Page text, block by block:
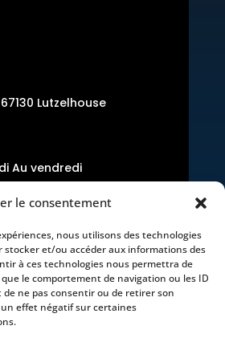
le consentement
nous utilisons des technologies
stocker et/ou accéder aux informations des
à ces technologies nous permettra de
le comportement de navigation ou les ID
ne pas consentir ou de retirer son
effet négatif sur certaines
Lutzelhouse
Au vendredi
17h00